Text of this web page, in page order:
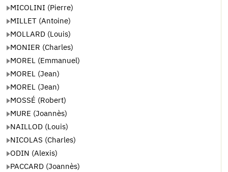
MICOLINI (Pierre)
MILLET (Antoine)
MOLLARD (Louis)
MONIER (Charles)
MOREL (Emmanuel)
MOREL (Jean)
MOREL (Jean)
MOSSÉ (Robert)
MURE (Joannès)
NAILLOD (Louis)
NICOLAS (Charles)
ODIN (Alexis)
PACCARD (Joannès)